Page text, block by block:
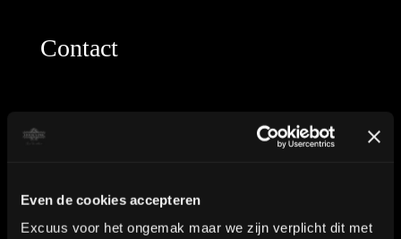
Even de cookies accepteren
Excuus voor het ongemak maar we zijn verplicht dit met
Contact
Industrieweg 8a2
WhatsApp:06-40573186